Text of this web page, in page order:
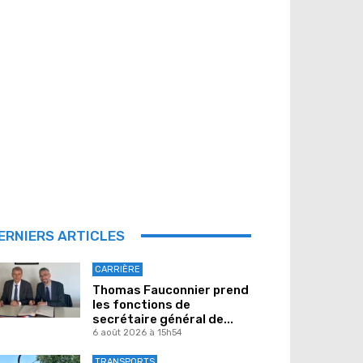
ARTICLES
CARRIÈRE
Thomas Fauconnier prend
les fonctions de
secrétaire général de...
6 août 2026 à 15h54